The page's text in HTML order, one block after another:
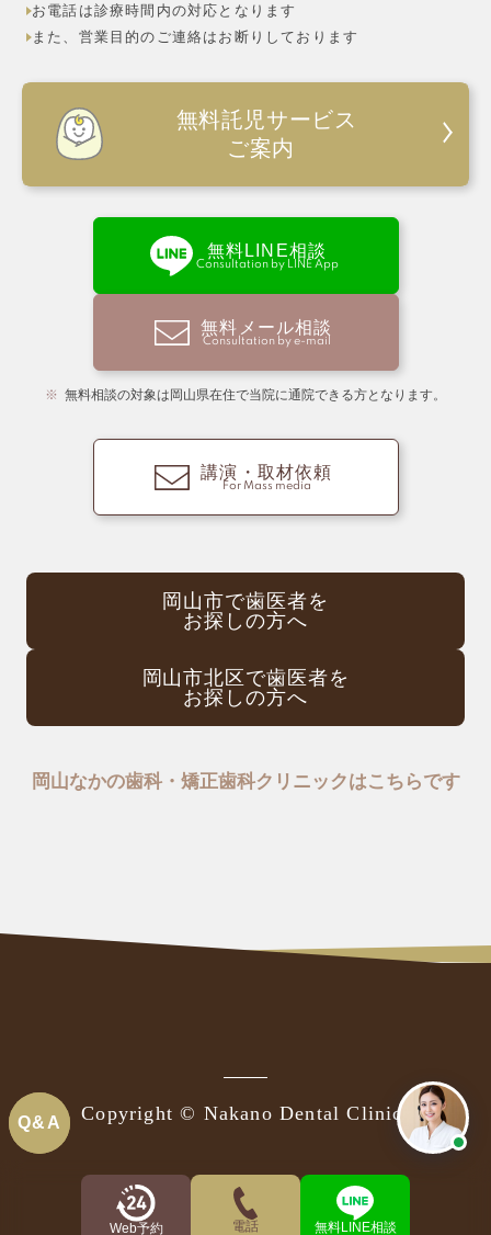
Q&A
Q&A
Web予約 電話 無料LINE相談
お電話は診療時間内の対応となります
また、営業目的のご連絡はお断りしております
無料託児サービス
ご案内
無料LINE相談
Consultation by LINE App
無料メール相談
Consultation by e-mail
無料相談の対象は岡山県在住で当院に通院できる方となります。
講演・取材依頼
For Mass media
岡山市で歯医者を
お探しの方へ
岡山市北区で歯医者を
お探しの方へ
岡山なかの歯科・矯正歯科クリニックはこちらです
Copyright © Nakano Dental Clinic.